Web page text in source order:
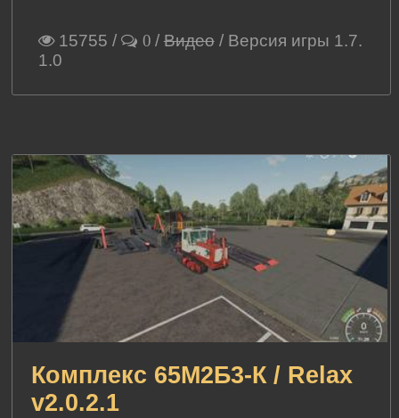
15755 / 0 /Видео/ Версия игры 1.7.
1.0
Комплекс 65М2Б3-К / Relax
v2.0.2.1